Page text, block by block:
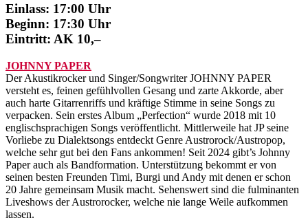
Einlass: 17:00 Uhr
Beginn: 17:30 Uhr
Eintritt: AK 10,–
JOHNNY PAPER
Der Akustikrocker und Singer/Songwriter JOHNNY PAPER
versteht es, feinen gefühlvollen Gesang und zarte Akkorde, aber
auch harte Gitarrenriffs und kräftige Stimme in seine Songs zu
verpacken. Sein erstes Album „Perfection“ wurde 2018 mit 10
englischsprachigen Songs veröffentlicht. Mittlerweile hat JP seine
Vorliebe zu Dialektsongs entdeckt Genre Austrorock/Austropop,
welche sehr gut bei den Fans ankommen! Seit 2024 gibt’s Johnny
Paper auch als Bandformation. Unterstützung bekommt er von
seinen besten Freunden Timi, Burgi und Andy mit denen er schon
20 Jahre gemeinsam Musik macht. Sehenswert sind die fulminanten
Liveshows der Austrorocker, welche nie lange Weile aufkommen
lassen.